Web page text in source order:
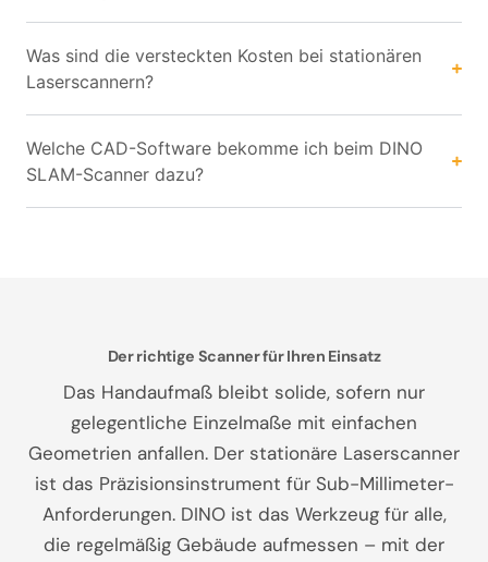
Was sind die versteckten Kosten bei stationären
Laserscannern?
Welche CAD-Software bekomme ich beim DINO
SLAM-Scanner dazu?
Der richtige Scanner für Ihren Einsatz
Das Handaufmaß bleibt solide, sofern nur
gelegentliche Einzelmaße mit einfachen
Geometrien anfallen. Der stationäre Laserscanner
ist das Präzisionsinstrument für Sub-Millimeter-
Anforderungen. DINO ist das Werkzeug für alle,
die regelmäßig Gebäude aufmessen – mit der